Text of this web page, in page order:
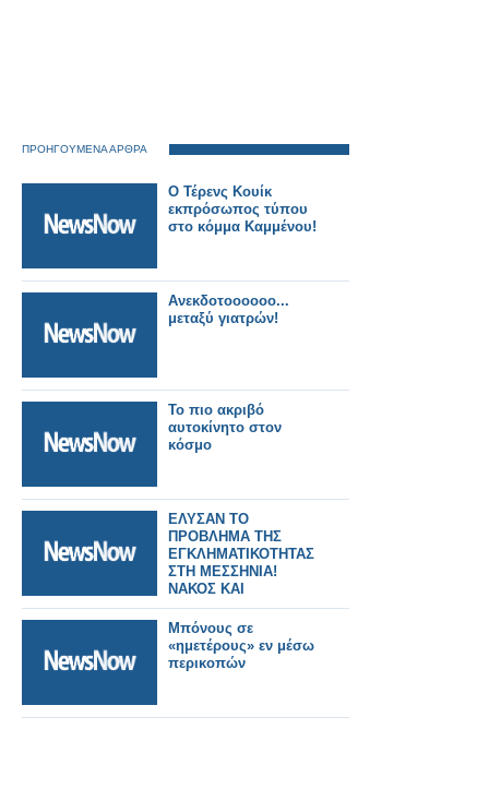
ΠΡΟΗΓΟΥΜΕΝΑ ΑΡΘΡΑ
Ο Τέρενς Κουίκ
εκπρόσωπος τύπου
στο κόμμα Καμμένου!
Aνεκδοτοοοοοο...
μεταξύ γιατρών!
Το πιο ακριβό
αυτοκίνητο στον
κόσμο
ΕΛΥΣΑΝ ΤΟ
ΠΡΟΒΛΗΜΑ ΤΗΣ
ΕΓΚΛΗΜΑΤΙΚΟΤΗΤΑΣ
ΣΤΗ ΜΕΣΣΗΝΙΑ!
ΝΑΚΟΣ ΚΑΙ
ΖΩΝΤΑΝΟΣ!
Μπόνους σε
«ημετέρους» εν μέσω
περικοπών